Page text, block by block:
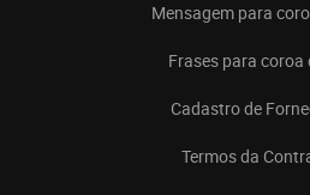
Mensagem para
Frases para coroa
Cadastro de
Termos da